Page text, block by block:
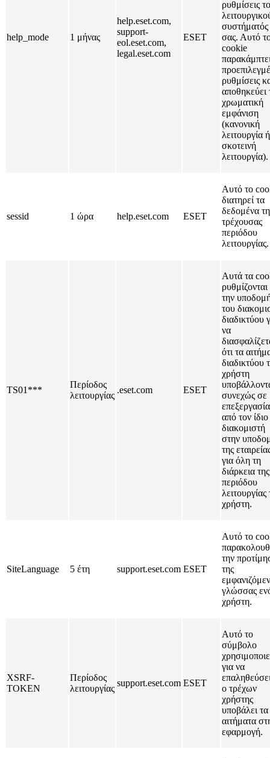
help_mode 1 μήνας
help.eset.com,
support-
eol.eset.com,
legal.eset.com
ESET
ρυθμίσεις
συστήματός
σας. Αυτό
cookie
ρυθμίσεις
αποθηκεύει
χρωματική
εμφάνιση
(κανονική
λειτουργία ή
σκοτεινή
λειτουργία).
sessid 1 ώρα help.eset.com ESET
Αυτό το
διατηρεί τα
δεδομένα
τρέχουσας
περιόδου
λειτουργίας.
TS01***
Περίοδος
λειτουργίας
.eset.com ESET
Αυτά τα
την
του
διαδικτύου
να
ότι τα
διαδικτύου
χρήστη
συνεχώς σε
επεξεργασία
από τον ίδιο
διακομιστή
στην
της
για όλη τη
διάρκεια της
περιόδου
λειτουργίας
χρήστη.
SiteLanguage 5 έτη support.eset.com ESET
Αυτό το
την
της
γλώσσας
χρήστη.
XSRF-
TOKEN
Περίοδος
λειτουργίας
support.eset.com ESET
Αυτό το
σύμβολο
για να
ο τρέχων
χρήστης
υποβάλει τα
αιτήματα
εφαρμογή.